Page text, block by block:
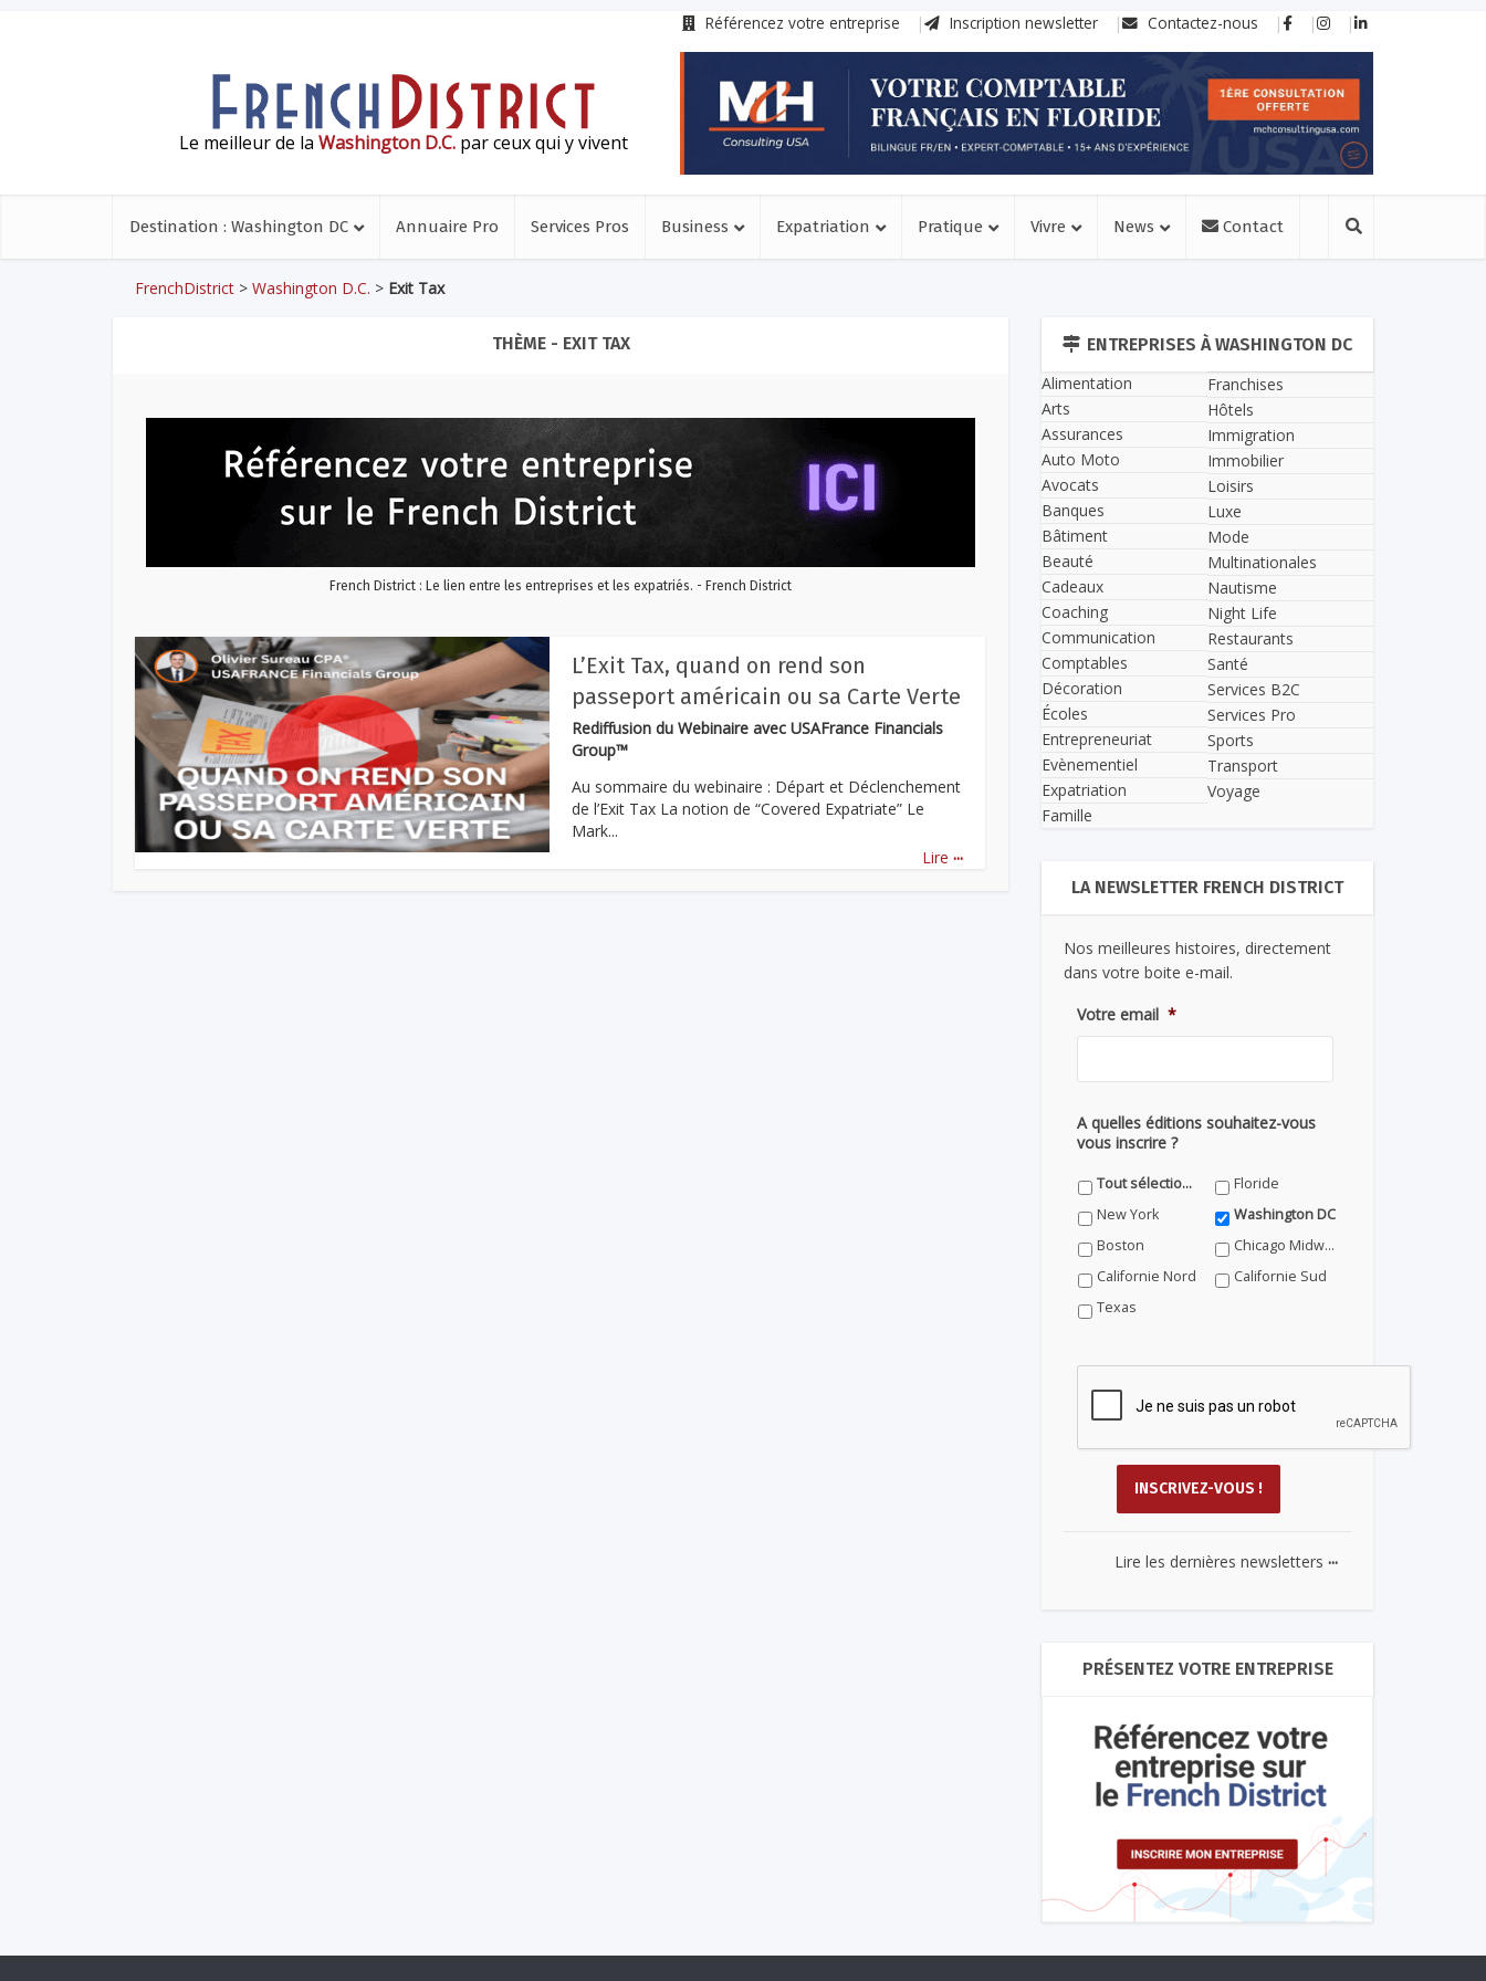
Référencez votre entreprise Inscription newsletter Contactez-nous
Le meilleur de la Washington D.C. par ceux qui y vivent
Destination : Washington DC Annuaire Pro Services Pros Business Expatriation Pratique Vivre News Contact
FrenchDistrict > Washington D.C. > Exit Tax
THÈME - EXIT TAX
French District : Le lien entre les entreprises et les expatriés. - French District
L’Exit Tax, quand on rend son
passeport américain ou sa Carte Verte
Rediffusion du Webinaire avec USAFrance Financials
Group™
Au sommaire du webinaire : Départ et Déclenchement
de l’Exit Tax La notion de “Covered Expatriate” Le
Mark...
Lire ...
ENTREPRISES À WASHINGTON DC
Alimentation
Arts
Assurances
Auto Moto
Avocats
Banques
Bâtiment
Beauté
Cadeaux
Coaching
Communication
Comptables
Décoration
Écoles
Entrepreneuriat
Evènementiel
Expatriation
Famille
Franchises
Hôtels
Immigration
Immobilier
Loisirs
Luxe
Mode
Multinationales
Nautisme
Night Life
Restaurants
Santé
Services B2C
Services Pro
Sports
Transport
Voyage
LA NEWSLETTER FRENCH DISTRICT
Nos meilleures histoires, directement
dans votre boite e-mail.
Votre email *
A quelles éditions souhaitez-vous
vous inscrire ?
Tout sélectionner
Floride
New York
Washington DC
Boston
Chicago Midwest
Californie Nord
Californie Sud
Texas
Lire les dernières newsletters ...
PRÉSENTEZ VOTRE ENTREPRISE